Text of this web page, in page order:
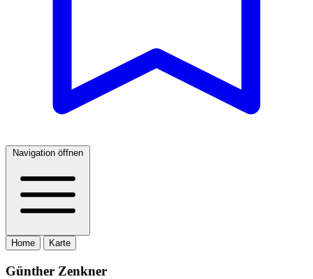
Navigation öffnen
Home Karte
Günther Zenkner